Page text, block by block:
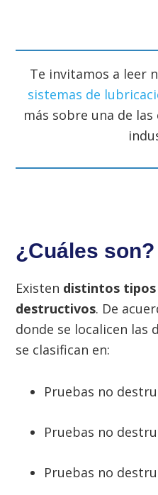
Te invitamos a leer
sistemas de
más sobre una de
¿Cuáles son?
Existen distintos tipos
destructivos. De
donde se localicen las
se clasifican en:
Pruebas no
Pruebas no
Pruebas no